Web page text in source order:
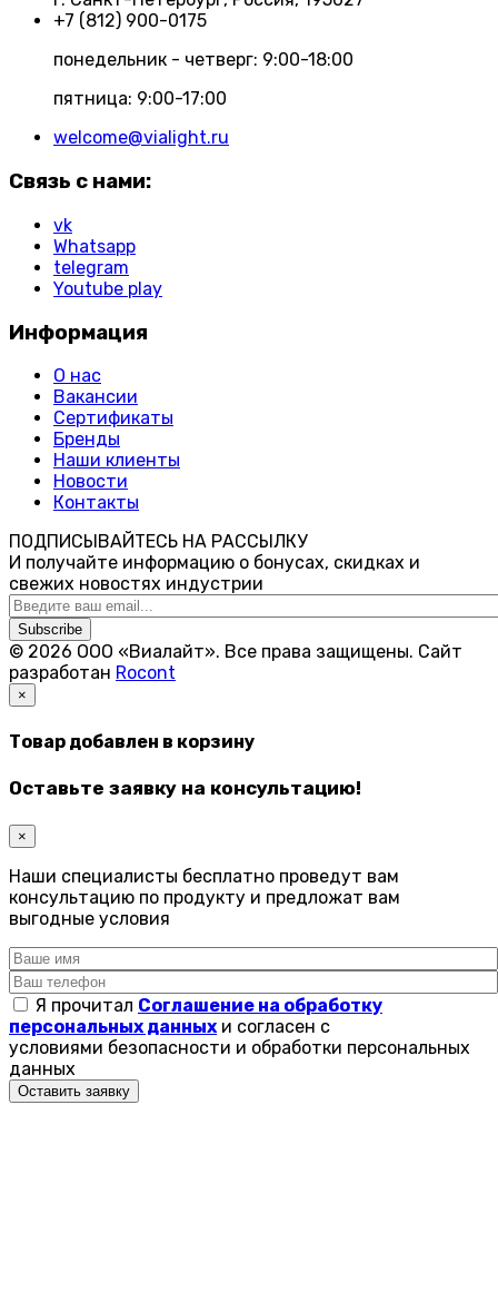
+7 (812) 900-0175
понедельник - четверг: 9:00-18:00
пятница: 9:00-17:00
welcome@vialight.ru
Связь с нами:
vk
Whatsapp
telegram
Youtube play
Информация
О нас
Вакансии
Сертификаты
Бренды
Наши клиенты
Новости
Контакты
ПОДПИСЫВАЙТЕСЬ НА РАССЫЛКУ
И получайте информацию о бонусах, скидках и
свежих новостях индустрии
Subscribe
© 2026 ООО «Виалайт». Все права защищены. Cайт
разработан Rocont
×
Товар добавлен в корзину
Оставьте заявку на консультацию!
×
Наши специалисты бесплатно проведут вам
консультацию по продукту и предложат вам
выгодные условия
Я прочитал Соглашение на обработку
персональных данных и согласен с
условиями безопасности и обработки персональных
данных
Оставить заявку